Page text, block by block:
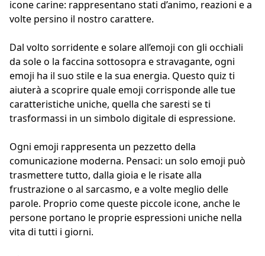
icone carine: rappresentano stati d’animo, reazioni e a
volte persino il nostro carattere.
Dal volto sorridente e solare all’emoji con gli occhiali
da sole o la faccina sottosopra e stravagante, ogni
emoji ha il suo stile e la sua energia. Questo quiz ti
aiuterà a scoprire quale emoji corrisponde alle tue
caratteristiche uniche, quella che saresti se ti
trasformassi in un simbolo digitale di espressione.
Ogni emoji rappresenta un pezzetto della
comunicazione moderna. Pensaci: un solo emoji può
trasmettere tutto, dalla gioia e le risate alla
frustrazione o al sarcasmo, e a volte meglio delle
parole. Proprio come queste piccole icone, anche le
persone portano le proprie espressioni uniche nella
vita di tutti i giorni.